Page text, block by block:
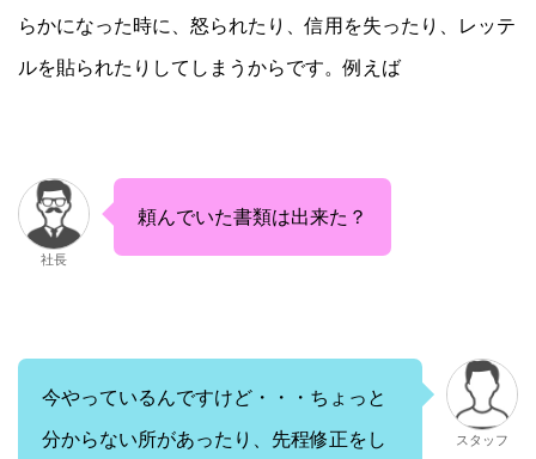
らかになった時に、怒られたり、信用を失ったり、レッテ
ルを貼られたりしてしまうからです。例えば
社長
頼んでいた書類は出来た？
今やっているんですけど・・・ちょっと
分からない所があったり、先程修正をし
スタッフ